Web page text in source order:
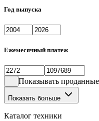
Год выпуска
Ежемесячный платеж
Показывать
Показать больше
Каталог техники